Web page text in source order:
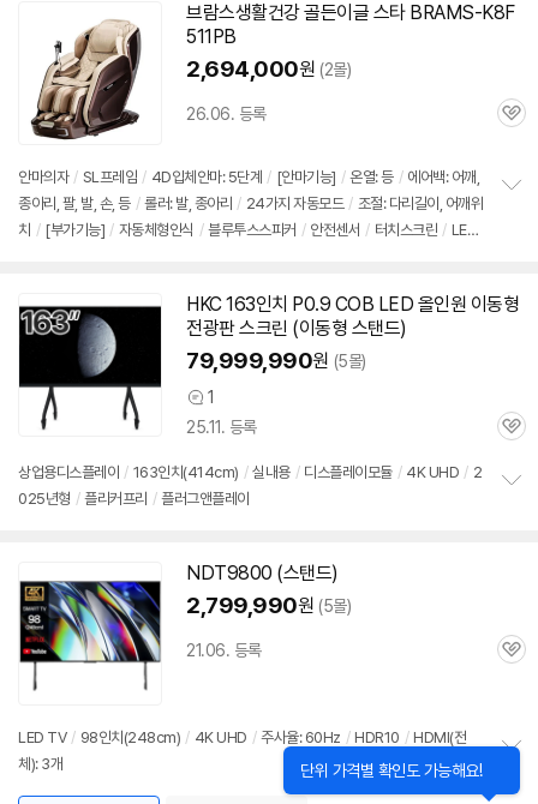
브람스생활건강 골든이글 스타 BRAMS-K8F
511PB
2,694,000원 (2몰)
26.06. 등록
관
안마의자 / SL프레임 / 4D입체안마: 5단계 / [안마기능] / 온열: 등 / 에어백: 어깨,
종아리, 팔, 발, 손, 등 / 롤러: 발, 종아리 / 24가지 자동모드 / 조절: 다리길이, 어깨위
치 / [부가기능] / 자동체형인식 / 블루투스스피커 / 안전센서 / 터치 스크린 / LED
기
HKC 163인치 P0.9 COB LED 올인원 이동형
전광판스크린 (이동형 스탠드)
79,999,990원 (5몰)
상
품
견
1
25.11. 등록
관
상업용디스플레이 / 163인치(414cm) / 실내용 / 디스플레이모듈 / 4K UHD / 2
025년형 / 플리커프리 / 플러그앤플레이
NDT9800 (스탠드)
2,799,990원 (5몰)
21.06. 등록
관
LED TV / 98인치(248cm) / 4K UHD / 주사율: 60Hz / HDR10 / HDMI(전
체): 3개
보
단위 가격별 확인도 가능해요!
기